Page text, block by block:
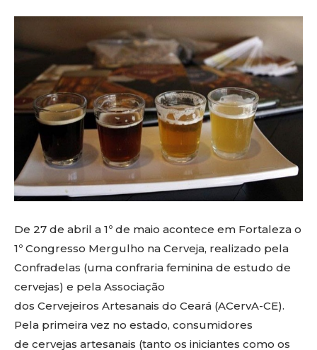
De 27 de abril a 1º de maio acontece em Fortaleza o
1º Congresso Mergulho na Cerveja, realizado pela
Confradelas (uma confraria feminina de estudo de
cervejas) e pela Associação
dos Cervejeiros Artesanais do Ceará (ACervA-CE).
Pela primeira vez no estado, consumidores
de cervejas artesanais (tanto os iniciantes como os